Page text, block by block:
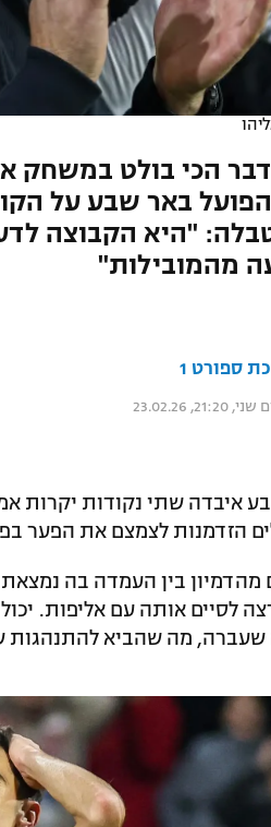
הכי בולט במשחק
באר שבע על
"היא הקבוצה
מהמובילות"
ספורט 1
21:20, 23.02.26
איבדה שתי נקודות יקרות
הזדמנות לצמצם את הפער
בין העמדה בה
שעברה, מה שהביא להתנהגות